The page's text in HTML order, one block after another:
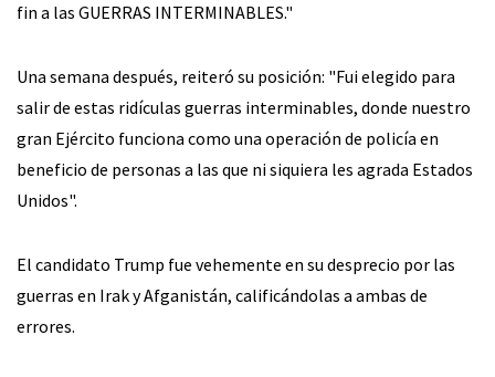
fin a las GUERRAS INTERMINABLES."
Una semana después, reiteró su posición: "Fui elegido para
salir de estas ridículas guerras interminables, donde nuestro
gran Ejército funciona como una operación de policía en
beneficio de personas a las que ni siquiera les agrada Estados
Unidos".
El candidato Trump fue vehemente en su desprecio por las
guerras en Irak y Afganistán, calificándolas a ambas de
errores.